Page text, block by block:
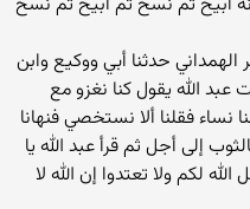
الهمداني حدثنا أبي ووكيع وابن
الله يقول كنا نغزو مع
فقلنا ألا نستخصي فنهانا
إلى أجل ثم قرأ عبد الله يا
لكم ولا تعتدوا إن الله لا